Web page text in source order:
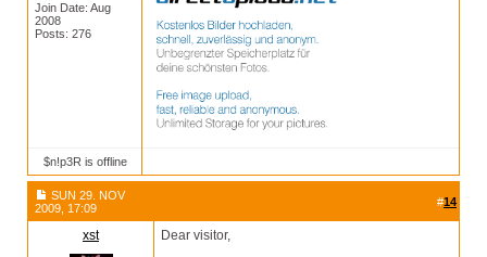
Join Date: Aug
2008
Posts: 276
$n!p3R is offline
SUN 29. NOV
2009, 17:09
#14
xst
Dear visitor,